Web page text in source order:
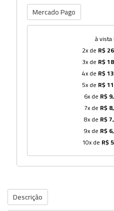
Mercado Pago
à vista
2x de R$
3x de R$
4x de R$
5x de R$
6x de R$
7x de R$
8x de R$
9x de R$
10x de R$
Descrição